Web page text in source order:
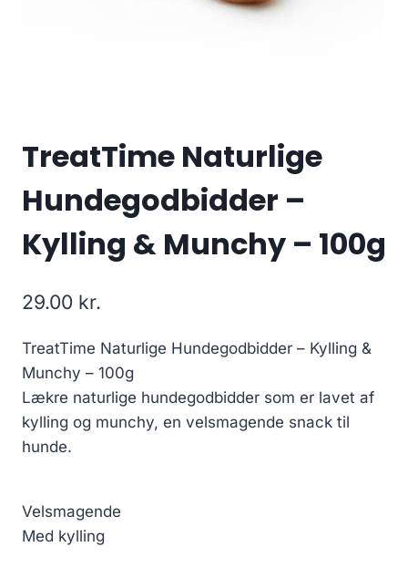
TreatTime Naturlige
Hundegodbidder –
Kylling & Munchy – 100g
29.00 kr.
TreatTime Naturlige Hundegodbidder – Kylling &
Munchy – 100g
Lækre naturlige hundegodbidder som er lavet af
kylling og munchy, en velsmagende snack til
hunde.
Velsmagende
Med kylling